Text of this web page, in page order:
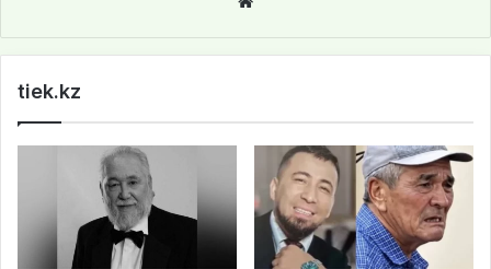
te
tiek.kz